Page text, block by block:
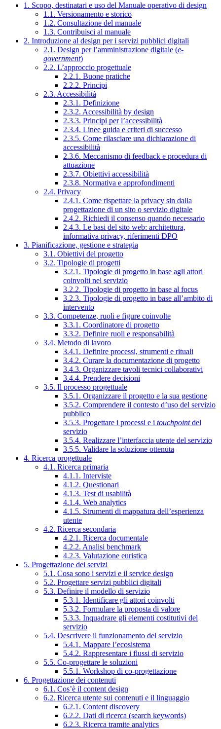
1. Scopo, destinatari e uso del Manuale operativo di design
1.1. Versionamento e storico
1.2. Consultazione del manuale
1.3. Contribuisci al manuale
2. Introduzione al design per i servizi pubblici digitali
2.1. Design per l’amministrazione digitale (e-
government)
2.2. L’approccio progettuale
2.2.1. Buone pratiche
2.2.2. Principi
2.3. Accessibilità
2.3.1. Definizione
2.3.2. Accessibilità by design
2.3.3. Principi per l’accessibilità
2.3.4. Linee guida e criteri di successo
2.3.5. Come rilasciare una dichiarazione di
accessibilità
2.3.6. Meccanismo di feedback e procedura di
attuazione
2.3.7. Obiettivi accessibilità
2.3.8. Normativa e approfondimenti
2.4. Privacy
2.4.1. Come rispettare la privacy sin dalla
progettazione di un sito o servizio digitale
2.4.2. Richiedi il consenso quando necessario
2.4.3. Le basi del sito web: architettura,
informativa privacy, riferimenti DPO
3. Pianificazione, gestione e strategia
3.1. Obiettivi del progetto
3.2. Tipologie di progetti
3.2.1. Tipologie di progetto in base agli attori
coinvolti nel servizio
3.2.2. Tipologie di progetto in base al focus
3.2.3. Tipologie di progetto in base all’ambito di
intervento
3.3. Competenze, ruoli e figure coinvolte
3.3.1. Coordinatore di progetto
3.3.2. Definire ruoli e responsabilità
3.4. Metodo di lavoro
3.4.1. Definire processi, strumenti e rituali
3.4.2. Curare la documentazione di progetto
3.4.3. Organizzare tavoli tecnici collaborativi
3.4.4. Prendere decisioni
3.5. Il processo progettuale
3.5.1. Organizzare il progetto e la sua gestione
3.5.2. Comprendere il contesto d’uso del servizio
pubblico
3.5.3. Progettare i processi e i touchpointdel
servizio
3.5.4. Realizzare l’interfaccia utente del servizio
3.5.5. Validare la soluzione ottenuta
4. Ricerca progettuale
4.1. Ricerca primaria
4.1.1. Interviste
4.1.2. Questionari
4.1.3. Test di usabilità
4.1.4. Web analytics
4.1.5. Strumenti di mappatura dell’esperienza
utente
4.2. Ricerca secondaria
4.2.1. Ricerca documentale
4.2.2. Analisi benchmark
4.2.3. Valutazione euristica
5. Progettazione dei servizi
5.1. Cosa sono i servizi e il service design
5.2. Progettare servizi pubblici digitali
5.3. Definire il modello di servizio
5.3.1. Identificare gli attori coinvolti
5.3.2. Formulare la proposta di valore
5.3.3. Inquadrare gli elementi costitutivi del
servizio
5.4. Descrivere il funzionamento del servizio
5.4.1. Mappare l’ecosistema
5.4.2. Rappresentare i flussi di servizio
5.5. Co-progettare le soluzioni
5.5.1. Workshop di co-progettazione
6. Progettazione dei contenuti
6.1. Cos’è il content design
6.2. Ricerca utente sui contenuti e il linguaggio
6.2.1. Content discovery
6.2.2. Dati di ricerca (search keywords)
6.2.3. Ricerca tramite analytics